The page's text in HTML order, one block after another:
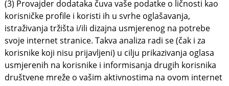
(3) Provajder dodataka čuva vaše podatke o ličnosti kao
korisničke profile i koristi ih u svrhe oglašavanja,
istraživanja tržišta i/ili dizajna usmjerenog na potrebe
svoje internet stranice. Takva analiza radi se (čak i za
korisnike koji nisu prijavljeni) u cilju prikazivanja oglasa
usmjerenih na korisnike i informisanja drugih korisnika
društvene mreže o vašim aktivnostima na ovom internet